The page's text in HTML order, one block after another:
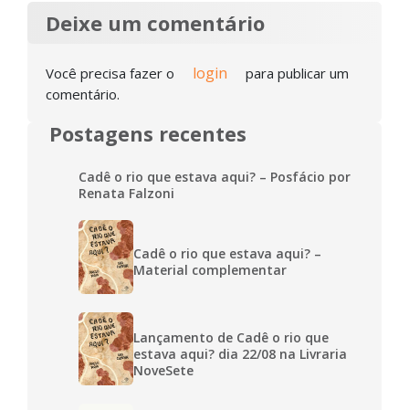
Deixe um comentário
Você precisa fazer o login
para publicar um
comentário.
Postagens recentes
Cadê o rio que estava aqui? – Posfácio por
Renata Falzoni
Cadê o rio que estava aqui? –
Material complementar
Lançamento de Cadê o rio que
estava aqui? dia 22/08 na Livraria
NoveSete